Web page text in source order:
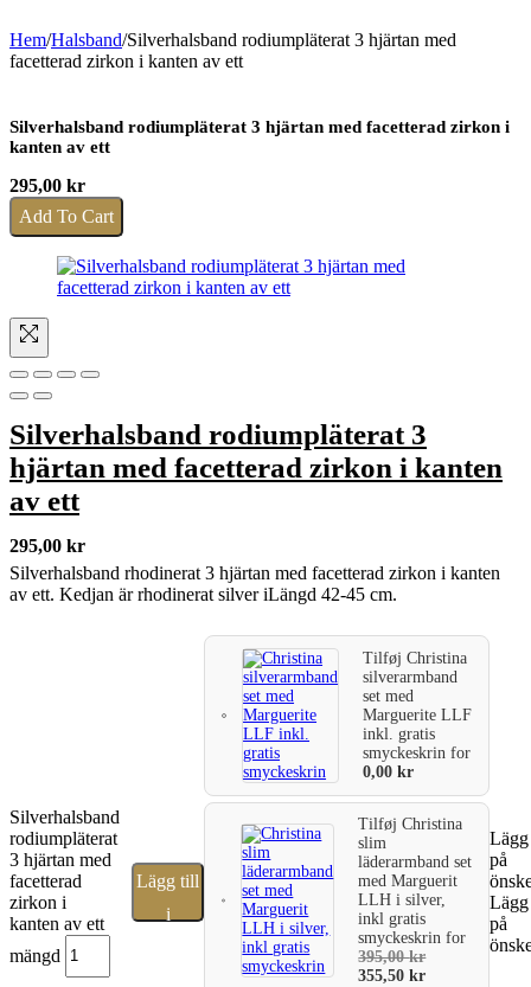
Hem/Halsband/Silverhalsband rodiumpläterat 3 hjärtan med
facetterad zirkon i kanten av ett
Silverhalsband rodiumpläterat 3 hjärtan med facetterad zirkon i
kanten av ett
295,00 kr
Add To Cart
Silverhalsband rodiumpläterat 3
hjärtan med facetterad zirkon i kanten
av ett
295,00 kr
Silverhalsband rhodinerat 3 hjärtan med facetterad zirkon i kanten
av ett. Kedjan är rhodinerat silver iLängd 42-45 cm.
Silverhalsband
rodiumpläterat
3 hjärtan med
facetterad
zirkon i
kanten av ett
mängd
Lägg till
i
TilføjChristina
silverarmband
set med
Marguerite LLF
inkl. gratis
smyckeskrinfor
0,00kr
TilføjChristina
slim
läderarmband set
med Marguerit
LLH i silver,
inkl gratis
smyckeskrinfor
395,00kr
355,50kr
på
på